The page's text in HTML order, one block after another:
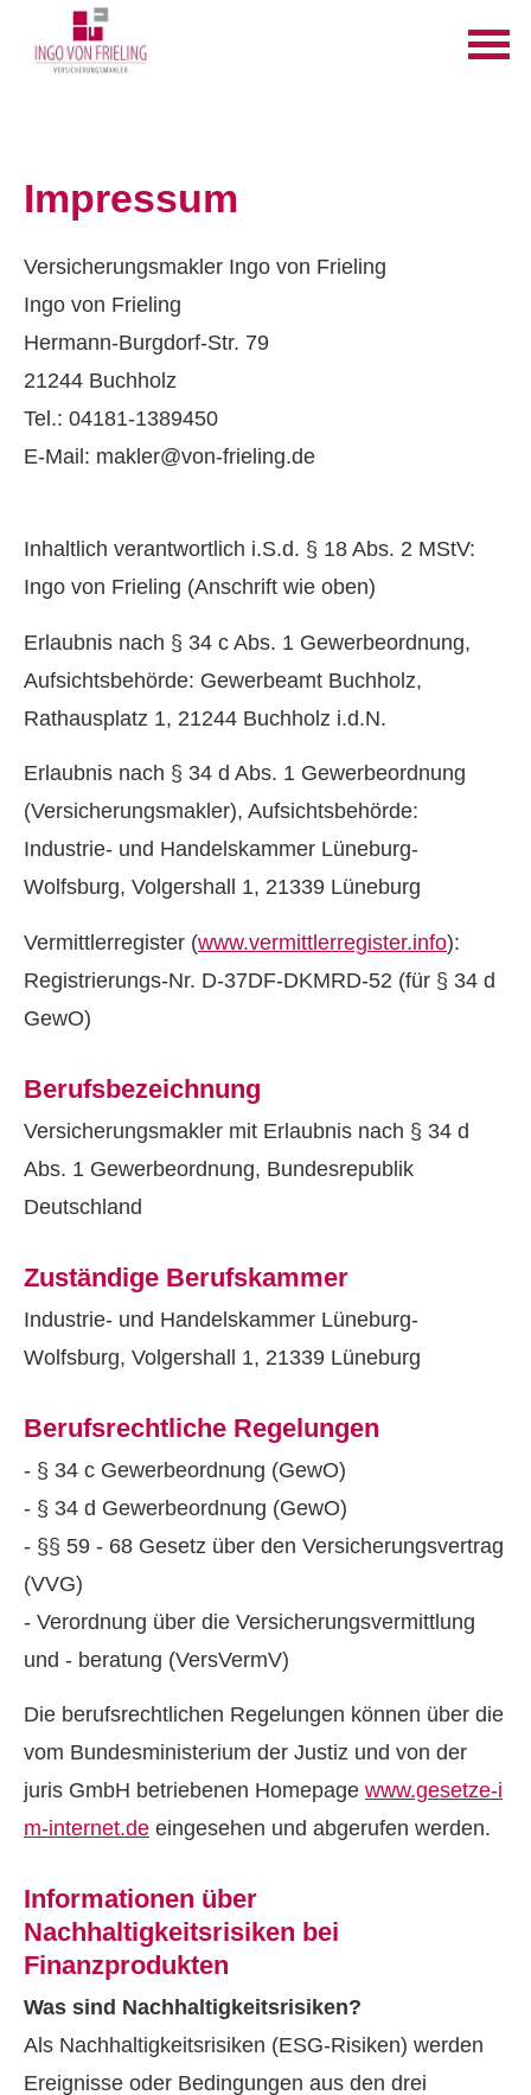
Impressum
Ver­sicherungs­makler Ingo von Frieling
Ingo von Frieling
Hermann-Burgdorf-Str. 79
21244 Buchholz
Tel.: 04181-1389450
E-Mail: makler@von-frieling.de
Inhaltlich verantwortlich i.S.d. § 18 Abs. 2 MStV:
Ingo von Frieling (Anschrift wie oben)
Erlaubnis nach § 34 c Abs. 1 Gewerbeordnung,
Aufsichtsbehörde: Gewerbeamt Buchholz,
Rathausplatz 1, 21244 Buchholz i.d.N.
Erlaubnis nach § 34 d Abs. 1 Gewerbeordnung
(Ver­sicherungs­makler), Aufsichtsbehörde:
Industrie- und Handelskammer Lüneburg-
Wolfsburg, Volgershall 1, 21339 Lüneburg
Vermittlerregister (www.vermittlerregister.info):
Registrierungs-Nr. D-37DF-DKMRD-52 (für § 34 d
GewO)
Berufsbezeichnung
Ver­sicherungs­makler mit Erlaubnis nach § 34 d
Abs. 1 Gewerbeordnung, Bundesrepublik
Deutschland
Zuständige Berufskammer
Industrie- und Handelskammer Lüneburg-
Wolfsburg, Volgershall 1, 21339 Lüneburg
Berufsrechtliche Regelungen
- § 34 c Gewerbeordnung (GewO)
- § 34 d Gewerbeordnung (GewO)
- §§ 59 - 68 Gesetz über den Versicherungsvertrag
(VVG)
- Verordnung über die Versicherungsvermittlung
und - beratung (VersVermV)
Die berufsrechtlichen Regelungen können über die
vom Bundesministerium der Justiz und von der
juris GmbH betriebenen Homepage www.gesetze-i
m-internet.de eingesehen und abgerufen werden.
Informationen über
Nachhaltigkeitsrisiken bei
Finanzprodukten
Was sind Nachhaltigkeitsrisiken?
Als Nachhaltigkeitsrisiken (ESG-Risiken) werden
Ereignisse oder Bedingungen aus den drei